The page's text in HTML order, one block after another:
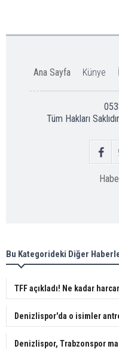
Ana Sayfa Künye
Tüm Hakları
Bu Kategorideki Diğer
TFF açıkladı! Ne kadar
Denizlispor'da o isimler
Denizlispor, Trabzonspor